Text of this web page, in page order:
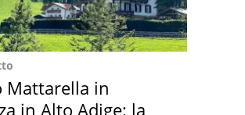
Mattarella in
in Alto Adige: la